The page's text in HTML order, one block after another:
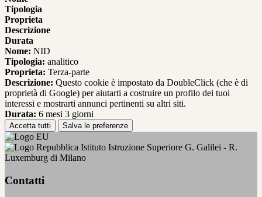
Tipologia
Proprieta
Descrizione
Durata
Nome: NID
Tipologia: analitico
Proprieta: Terza-parte
Descrizione: Questo cookie è impostato da DoubleClick (che è di
proprietà di Google) per aiutarti a costruire un profilo dei tuoi
interessi e mostrarti annunci pertinenti su altri siti.
Durata: 6 mesi 3 giorni
Accetta tutti Salva le preferenze
Istituto Istruzione Superiore G. Galilei - R.
Luxemburg di Milano
Contatti